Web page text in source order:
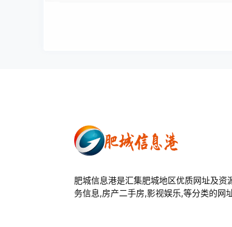
肥城信息港是汇集肥城地区优质网址及
务信息,房产二手房,影视娱乐,等分类的网